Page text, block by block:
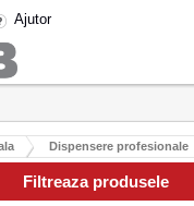
Ajutor
Dispensere profesionale
Filtreaza produsele